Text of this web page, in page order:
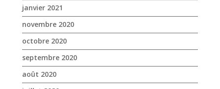
juillet 2020
juin 2020
mai 2020
avril 2020
mars 2020